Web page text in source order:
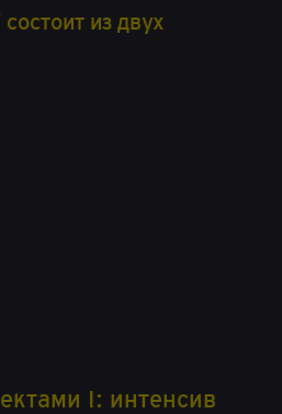
состоит из двух
I: интенсив